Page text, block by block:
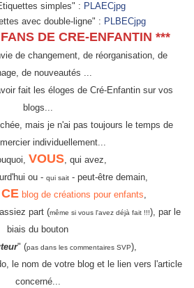
simples" : PLAECjpg
avec double-ligne" : PLBECjpg
DE CRE-ENFANTIN ***
de changement, de réorganisation, de
de nouveautés ...
fait les éloges de Cré-Enfantin sur vos
blogs...
mais je n'ai pas toujours le temps de
individuellement...
VOUS, qui avez,
ou - qui sait - peut-être demain,
CEblog de créations pour enfants,
part (même si vous l'avez déjà fait !!!), par le
biais du bouton
" (pas dans les commentaires SVP),
le nom de votre blog et le lien vers l'article
concerné...